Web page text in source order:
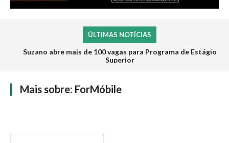
ÚLTIMAS NOTÍCIAS
Suzano abre mais de 100 vagas para Programa de Estágio
Superior
Mais sobre: ForMóbile